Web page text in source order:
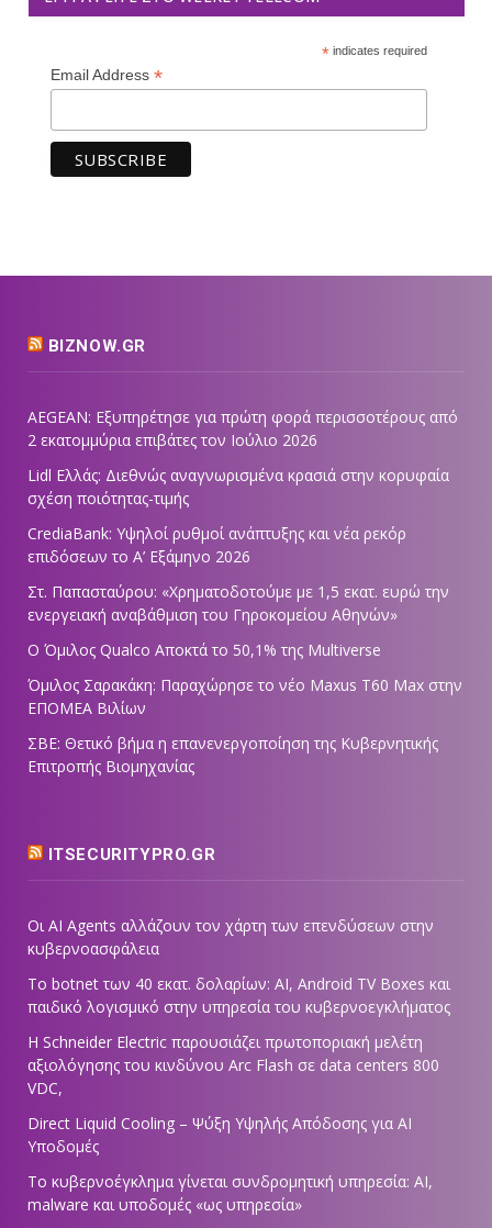
*indicates required
Email Address *
BIZNOW.GR
AEGEAN: Εξυπηρέτησε για πρώτη φορά περισσοτέρους από
2 εκατομμύρια επιβάτες τον Ιούλιο 2026
Lidl Ελλάς: Διεθνώς αναγνωρισμένα κρασιά στην κορυφαία
σχέση ποιότητας-τιμής
CrediaBank: Υψηλοί ρυθμοί ανάπτυξης και νέα ρεκόρ
επιδόσεων το Α’ Εξάμηνο 2026
Στ. Παπασταύρου: «Χρηματοδοτούμε με 1,5 εκατ. ευρώ την
ενεργειακή αναβάθμιση του Γηροκομείου Αθηνών»
Ο Όμιλος Qualco Αποκτά το 50,1% της Multiverse
Όμιλος Σαρακάκη: Παραχώρησε το νέο Maxus T60 Max στην
ΕΠΟΜΕΑ Βιλίων
ΣΒΕ: Θετικό βήμα η επανενεργοποίηση της Κυβερνητικής
Επιτροπής Βιομηχανίας
ITSECURITYPRO.GR
Οι AI Agents αλλάζουν τον χάρτη των επενδύσεων στην
κυβερνοασφάλεια
Το botnet των 40 εκατ. δολαρίων: AI, Android TV Boxes και
παιδικό λογισμικό στην υπηρεσία του κυβερνοεγκλήματος
Η Schneider Electric παρουσιάζει πρωτοποριακή μελέτη
αξιολόγησης του κινδύνου Arc Flash σε data centers 800
VDC,
Direct Liquid Cooling – Ψύξη Υψηλής Απόδοσης για AI
Υποδομές
Το κυβερνοέγκλημα γίνεται συνδρομητική υπηρεσία: AI,
malware και υποδομές «ως υπηρεσία»